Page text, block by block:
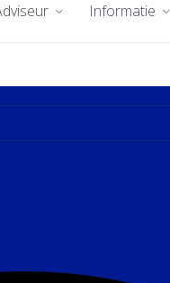
Informatie